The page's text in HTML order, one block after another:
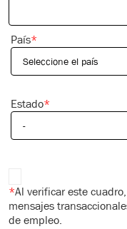
País*
Estado*
*Al verificar este
mensajes
de empleo.